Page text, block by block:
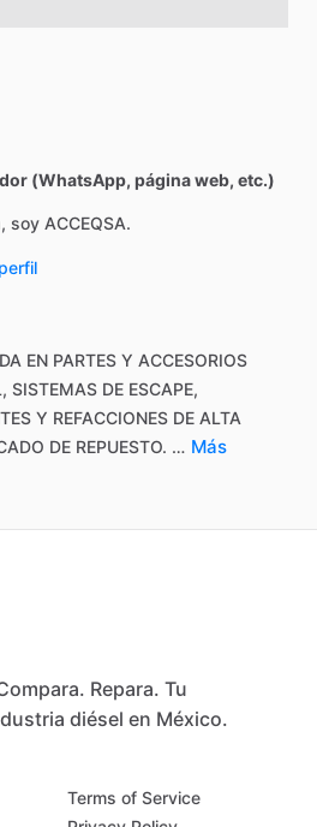
(WhatsApp, página web, etc.)
soy ACCEQSA.
EN PARTES Y ACCESORIOS
SISTEMAS DE ESCAPE,
Y REFACCIONES DE ALTA
DE REPUESTO. … Más
Repara. Tu
diésel en México.
Terms of Service